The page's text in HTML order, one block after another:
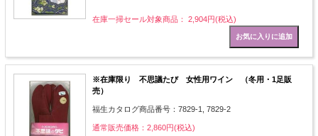
在庫一掃セール対象商品： 2,904円(税込)
※在庫限り 不思議たび 女性用ワイン （冬用・1足販
売）
福生カタログ商品番号：7829-1, 7829-2
通常販売価格：2,860円(税込)